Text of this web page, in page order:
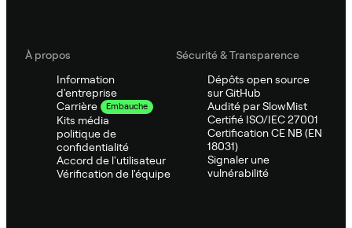
À propos
Information
d'entreprise
Carrière
Embauche
Kits média
politique de
confidentialité
Accord de l'utilisateur
Vérification de l'équipe
Sécurité & Transparence
Dépôts open source
sur GitHub
Audité par SlowMist
Certifié ISO/IEC 27001
Certification CE NB (EN
18031)
Signaler une
vulnérabilité